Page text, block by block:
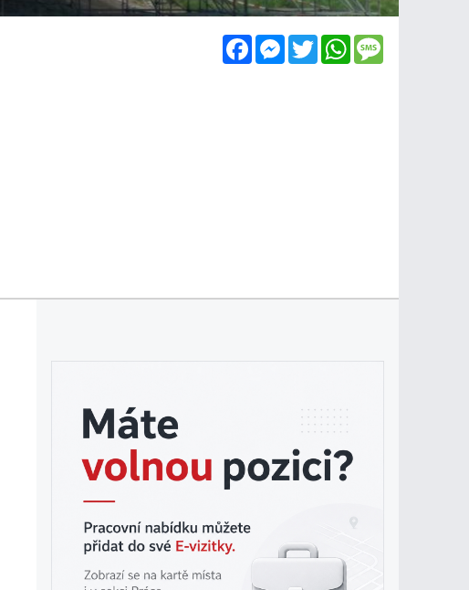
FacebookMessenger
TwitterWhatsApp